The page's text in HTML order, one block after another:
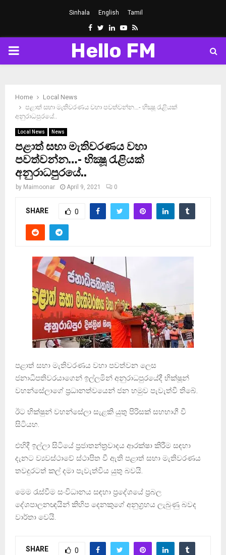
Sinhala English Tamil
Facebook
Twitter
LinkedinYoutube
Rss
PRIMARY
Hello FM
Home
Local News
පළාත් සභා මැතිවරණය වහා පවත්වන්න…- භික්‍ෂූ රැළියක්
අනුරාධපුරයේ..
Local News News
පළාත් සභා මැතිවරණය වහා
පවත්වන්න…- භික්‍ෂූ රැළියක්
අනුරාධපුරයේ..
by Maimoonar April 9, 2021 0
SHARE 0
පළාත් සභා මැතිවරණය වහා පවත්වන ලෙස
ජනාධිපතිවරයාගෙන් ඉල්ලමින් අනුරාධපුරයේදී භික්ෂූන්
වහන්සේලාගේ ප්‍රධානත්වයෙන් ජන හමුව පැවැත්වී තිබේ.
ඊට භික්ෂුන් වහන්සේලා සැළකි යුතු පිරිසක් සහභාගී වී
සිටියහ.
එහිදී ඉල්ලා සිටියේ ප්‍රජාතන්ත්‍රවාදය ආරක්ෂා කිරීම සඳහා
දැනට ව්‍යවස්ථාවේ ස්ථාපිත වී ඇති පළාත් සභා මැතිවරණය
තවදුරටත් කල් දමා පැවැත්විය යුතු බවයි.
මෙම රැස්වීම සංවිධානය සඳහා ප්‍රදේශයේ ප්‍රබල
දේශපාලනඥයින් කිහිප දෙනකුගේ අනුග්‍රහය ලැබුණු බවද
වාර්තා වෙයි.
SHARE 0